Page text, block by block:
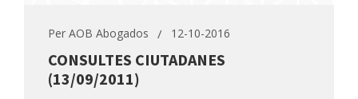
Per AOB Abogados 12-10-2016
CONSULTES CIUTADANES
(13/09/2011)